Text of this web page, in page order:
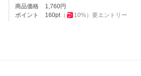
商品価格 1,760円
ポイント
160pt（ 10%） 要エントリー